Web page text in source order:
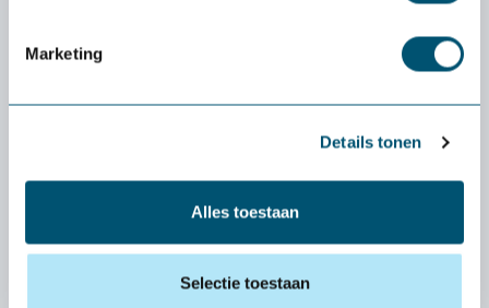
Marketing
Details tonen
Alles toestaan
Selectie toestaan
entièrement gratuites. Vous n'avez rien à payer
ou un clavier), les frais de port sont à votre
Que se passe-t-il si le produit ne me convient
pas ?
personnellement à trouver une alternative qui